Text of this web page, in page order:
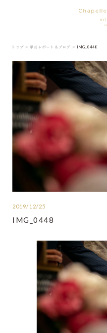
トップ ＞ 挙式レポート＆ブログ ＞ IMG_0448
2019/12/25
IMG_0448